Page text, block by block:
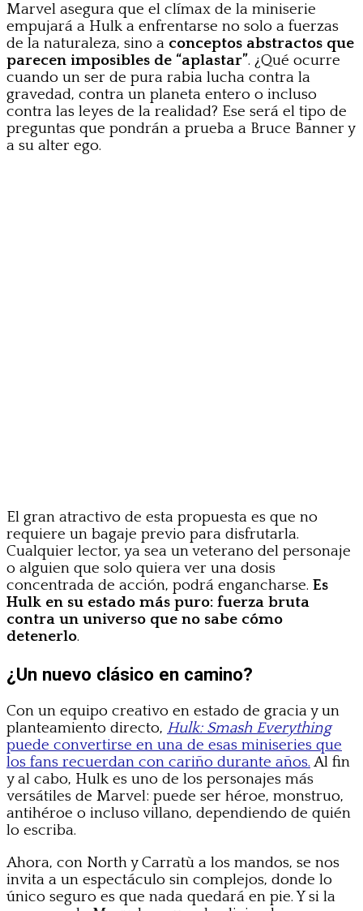
Marvel asegura que el clímax de la miniserie
empujará a Hulk a enfrentarse no solo a fuerzas
de la naturaleza, sino a conceptos abstractos que
parecen imposibles de “aplastar”. ¿Qué ocurre
cuando un ser de pura rabia lucha contra la
gravedad, contra un planeta entero o incluso
contra las leyes de la realidad? Ese será el tipo de
preguntas que pondrán a prueba a Bruce Banner y
a su alter ego.
El gran atractivo de esta propuesta es que no
requiere un bagaje previo para disfrutarla.
Cualquier lector, ya sea un veterano del personaje
o alguien que solo quiera ver una dosis
concentrada de acción, podrá engancharse. Es
Hulk en su estado más puro: fuerza bruta
contra un universo que no sabe cómo
detenerlo.
¿Un nuevo clásico en camino?
Con un equipo creativo en estado de gracia y un
planteamiento directo, Hulk: Smash Everything
puede convertirse en una de esas miniseries que
los fans recuerdan con cariño durante años. Al fin
y al cabo, Hulk es uno de los personajes más
versátiles de Marvel: puede ser héroe, monstruo,
antihéroe o incluso villano, dependiendo de quién
lo escriba.
Ahora, con North y Carratù a los mandos, se nos
invita a un espectáculo sin complejos, donde lo
único seguro es que nada quedará en pie. Y si la